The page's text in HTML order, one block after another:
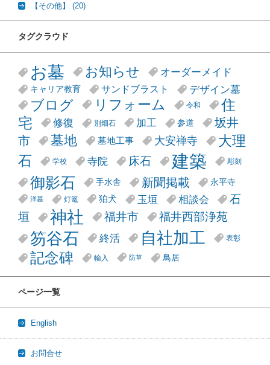
【その他】 (20)
タグクラウド
お墓 お知らせ オーダーメイド
キャリア教育 サンドブラスト デザイン墓
ブログ リフォーム 令和
住
宅
修復 別畑石 加工 参道
坂井
市
墓地 墓地工事 大安禅寺
大理
石
学校 寺院 床石 建築 彫刻
御影石 手水舎 新聞掲載 永平寺
洋墓 灯篭 狛犬 玉垣 相談会
石
垣
神社 福井市 福井西部浄苑
笏谷石 終活 自社加工 表彰
記念碑 輸入 防草 鳥居
ページ一覧
English
お問合せ